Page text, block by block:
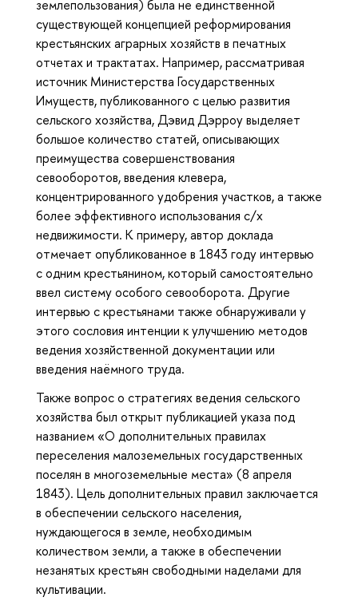
землепользования) была не единственной
существующей концепцией реформирования
крестьянских аграрных хозяйств в печатных
отчетах и трактатах. Например, рассматривая
источник Министерства Государственных
Имуществ, публикованного с целью развития
сельского хозяйства, Дэвид Дэрроу выделяет
большое количество статей, описывающих
преимущества совершенствования
севооборотов, введения клевера,
концентрированного удобрения участков, а также
более эффективного использования с/х
недвижимости. К примеру, автор доклада
отмечает опубликованное в 1843 году интервью
с одним крестьянином, который самостоятельно
ввел систему особого севооборота. Другие
интервью с крестьянами также обнаруживали у
этого сословия интенции к улучшению методов
ведения хозяйственной документации или
введения наёмного труда.
Также вопрос о стратегиях ведения сельского
хозяйства был открыт публикацией указа под
названием «О дополнительных правилах
переселения малоземельных государственных
поселян в многоземельные места» (8 апреля
1843). Цель дополнительных правил заключается
в обеспечении сельского населения,
нуждающегося в земле, необходимым
количеством земли, а также в обеспечении
незанятых крестьян свободными наделами для
культивации.